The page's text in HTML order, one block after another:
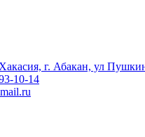
г. Абакан, ул
10-14